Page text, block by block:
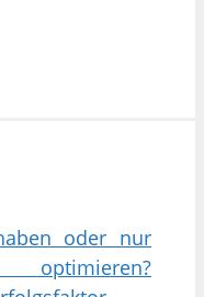
oder nur